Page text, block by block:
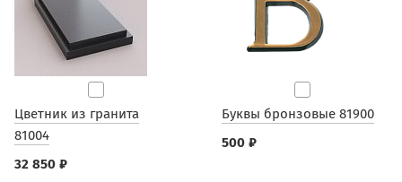
Цветник из гранита
81004
32 850 ₽
Буквы бронзовые 81900
500 ₽